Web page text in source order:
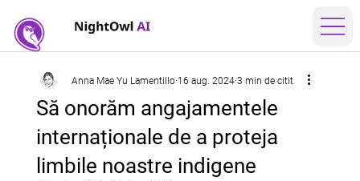
Să onorăm angajamentele
internaționale de a proteja
limbile noastre indigene
Anna Mae Yu Lamentillo 16 aug. 2024 3 min de citit